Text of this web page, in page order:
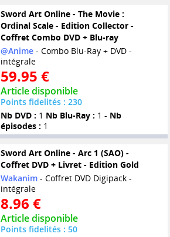
Sword Art Online - The Movie :
Ordinal Scale - Edition Collector -
Coffret Combo DVD + Blu-ray
@Anime- Combo Blu-Ray + DVD -
intégrale
59.95 €
Article disponible
Points fidelités : 230
Nb DVD : 1 Nb Blu-Ray : 1 - Nb
épisodes : 1
Sword Art Online - Arc 1 (SAO) -
Coffret DVD + Livret - Edition Gold
Wakanim- Coffret DVD Digipack -
intégrale
8.96 €
Article disponible
Points fidelités : 50